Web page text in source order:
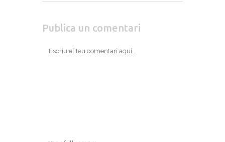
Publica un comentari